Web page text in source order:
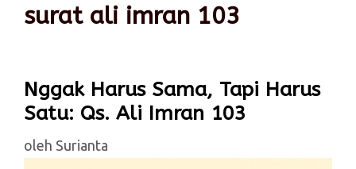
surat ali imran 103
Nggak Harus Sama, Tapi Harus
Satu: Qs. Ali Imran 103
oleh Surianta